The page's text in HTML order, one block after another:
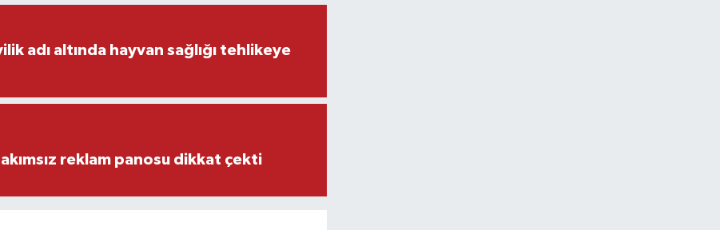
adı altında hayvan sağlığı tehlikeye
reklam panosu dikkat çekti